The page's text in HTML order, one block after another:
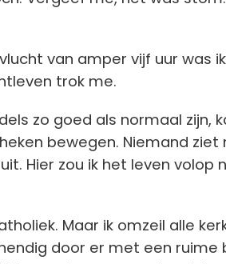
van amper vijf uur was
trok me.
zo goed als normaal zijn,
bewegen. Niemand ziet
Hier zou ik het leven volop
Maar ik omzeil alle
door er met een ruime